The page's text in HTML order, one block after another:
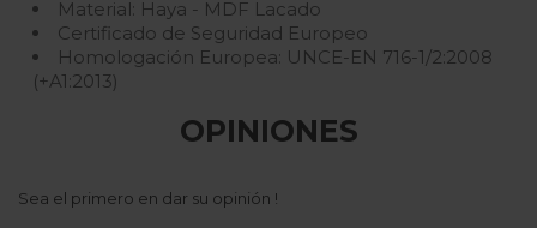
Material: Haya - MDF Lacado
Certificado de Seguridad Europeo
Homologación Europea: UNCE-EN 716-1/2:2008
(+A1:2013)
OPINIONES
Sea el primero en dar su opinión !